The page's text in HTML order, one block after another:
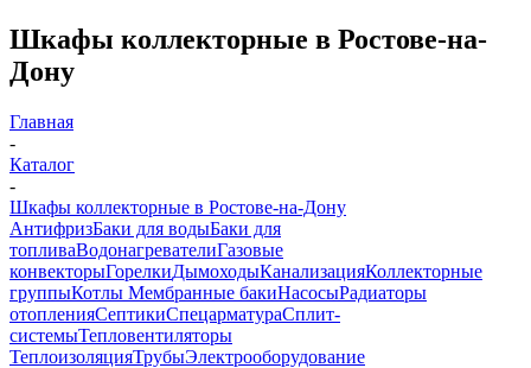
Шкафы коллекторные в Ростове-на-
Дону
Главная
-
Каталог
-
Шкафы коллекторные в Ростове-на-Дону
АнтифризБаки для водыБаки для
топливаВодонагревателиГазовые
конвекторыГорелкиДымоходыКанализацияКоллекторные
группыКотлы Мембранные бакиНасосыРадиаторы
отопленияСептикиСпецарматураСплит-
системыТепловентиляторы
ТеплоизоляцияТрубыЭлектрооборудование